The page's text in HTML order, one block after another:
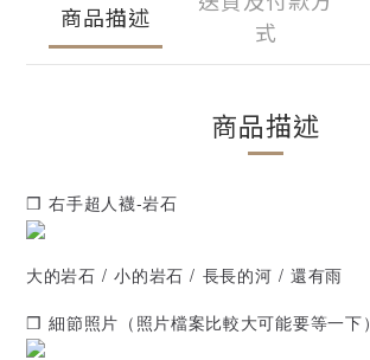
商品描述
式
商品描述
❒ 右手超人襪-岩石
大的岩石 / 小的岩石 / 長長的河 / 還有雨
❒ 細節照片（照片檔案比較大可能要等一下）